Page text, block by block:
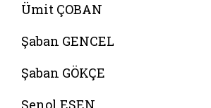
Ümit ÇOBAN
Şaban GENCEL
Şaban GÖKÇE
Şenol ESEN